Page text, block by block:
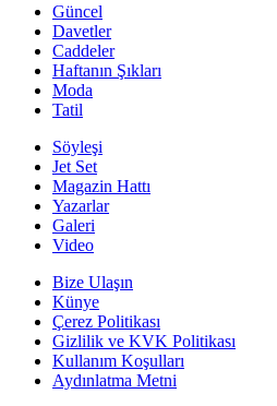
Güncel
Davetler
Caddeler
Haftanın Şıkları
Moda
Tatil
Söyleşi
Jet Set
Magazin Hattı
Yazarlar
Galeri
Video
Bize Ulaşın
Künye
Çerez Politikası
Gizlilik ve KVK Politikası
Kullanım Koşulları
Aydınlatma Metni